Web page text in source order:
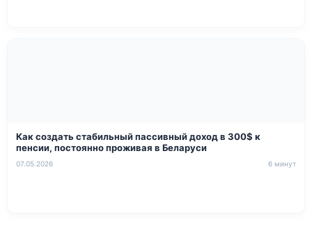
Как создать стабильный пассивный доход в 300$ к
пенсии, постоянно проживая в Беларуси
07.05.2026 6 минут